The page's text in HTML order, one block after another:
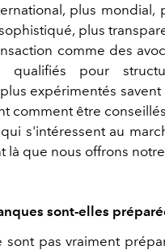
plus mondial,
plus
comme des
qualifiés pour
expérimentés
comment être
s'intéressent au
là que nous offrons
sont-elles
sont pas vraiment